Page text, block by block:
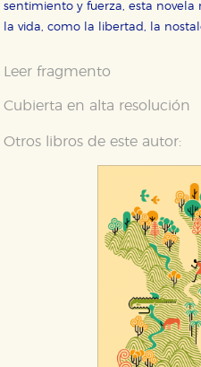
sentimiento y fuerza, esta novela
la vida, como la libertad, la
Leer fragmento
Cubierta en alta resolución
Otros libros de este autor: